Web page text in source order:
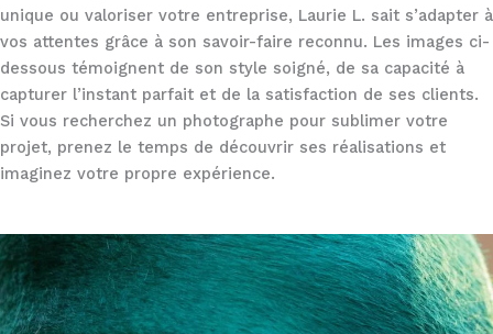
unique ou valoriser votre entreprise, Laurie L. sait s’adapter à
vos attentes grâce à son savoir-faire reconnu. Les images ci-
dessous témoignent de son style soigné, de sa capacité à
capturer l’instant parfait et de la satisfaction de ses clients.
Si vous recherchez un photographe pour sublimer votre
projet, prenez le temps de découvrir ses réalisations et
imaginez votre propre expérience.